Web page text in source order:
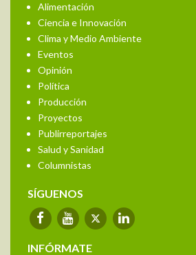
Alimentación
Ciencia e Innovación
Clima y Medio Ambiente
Eventos
Opinión
Política
Producción
Proyectos
Publirreportajes
Salud y Sanidad
Columnistas
SÍGUENOS
INFÓRMATE